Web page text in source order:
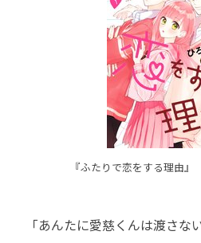
『ふたりで恋をする理由』
「あんたに愛慈くんは渡さない